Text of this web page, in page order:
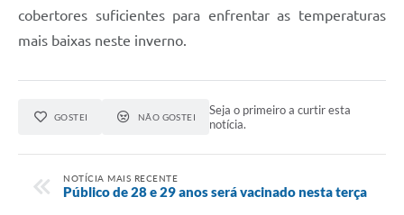
Serviço de Informação ao Cidadão (SIC)
cobertores suficientes para enfrentar as temperaturas
mais baixas neste inverno.
GOSTEI NÃO GOSTEI
Seja o primeiro a curtir esta
notícia.
NOTÍCIA MAIS RECENTE
Público de 28 e 29 anos será vacinado nesta terça